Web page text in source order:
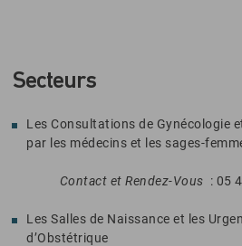
Secteurs
Les Consultations de Gynécologie
par les médecins et les sages-
Contact et Rendez-Vous : 05
Les Salles de Naissance et les
d’Obstétrique